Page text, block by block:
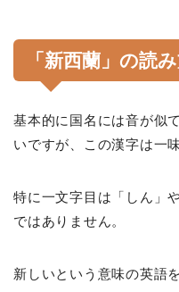
「新西蘭」の読
基本的に国名には音が似
いですが、この漢字は一
特に一文字目は「しん」
ではありません。
新しいという意味の英語